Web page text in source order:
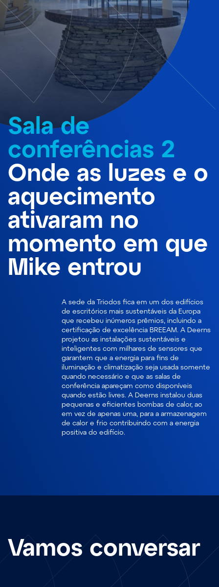
Sala de
conferências 2
Onde as luzes e o
aquecimento
ativaram no
momento em que
Mike entrou
A sede da Triodos fica em um dos edifícios
de escritórios mais sustentáveis da Europa
que recebeu inúmeros prêmios, incluindo a
certificação de excelência BREEAM. A Deerns
projetou as instalações sustentáveis e
inteligentes com milhares de sensores que
garantem que a energia para fins de
iluminação e climatização seja usada somente
quando necessário e que as salas de
conferência apareçam como disponíveis
quando estão livres. A Deerns instalou duas
pequenas e eficientes bombas de calor, ao
em vez de apenas uma, para a armazenagem
de calor e frio contribuindo com a energia
positiva do edifício.
Vamos conversar